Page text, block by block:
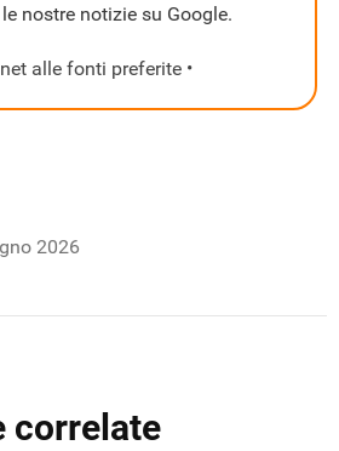
nostre notizie su Google.
alle fonti preferite •
2026
correlate